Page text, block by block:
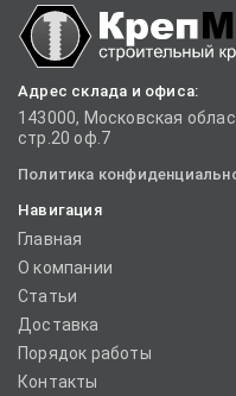
Адрес склада и офиса:
143000, Московская
стр.20 оф.7
Политика
Навигация
Главная
О компании
Статьи
Доставка
Порядок работы
Контакты